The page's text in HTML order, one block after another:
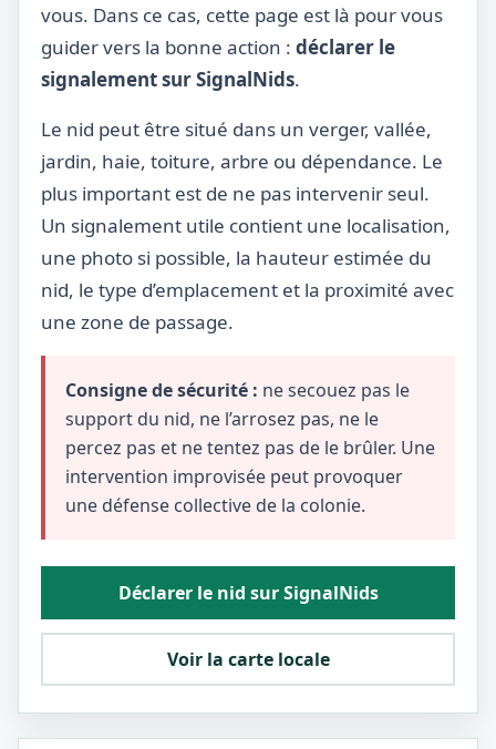
vous. Dans ce cas, cette page est là pour vous
guider vers la bonne action : déclarer le
signalement sur SignalNids.
Le nid peut être situé dans un verger, vallée,
jardin, haie, toiture, arbre ou dépendance. Le
plus important est de ne pas intervenir seul.
Un signalement utile contient une localisation,
une photo si possible, la hauteur estimée du
nid, le type d’emplacement et la proximité avec
une zone de passage.
Consigne de sécurité : ne secouez pas le
support du nid, ne l’arrosez pas, ne le
percez pas et ne tentez pas de le brûler. Une
intervention improvisée peut provoquer
une défense collective de la colonie.
Déclarer le nid sur SignalNids
Voir la carte locale